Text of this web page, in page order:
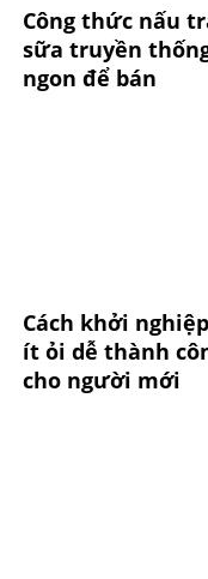
Công thức nấu
sữa truyền
ngon để bán
Cách khởi
ít ỏi dễ thành
cho người mới